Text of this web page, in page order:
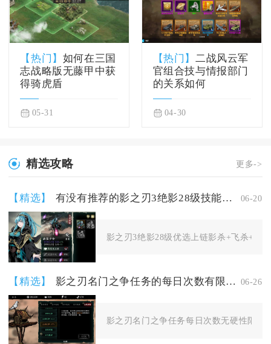
【热门】 如何在三国
志战略版无藤甲中获
得骑虎盾
05-31
【热门】
二战风云军
官组合技与情报部门
的关系如何
04-30
精选攻略 更多->
【精选】 有没有推荐的影之刃3绝影28级技能组合 06-20
影之刃3绝影28级优选上链影杀+飞杀+凌
【精选】 影之刃名门之争任务的每日次数有限制吗 06-26
影之刃名门之争任务每日次数无硬性限制